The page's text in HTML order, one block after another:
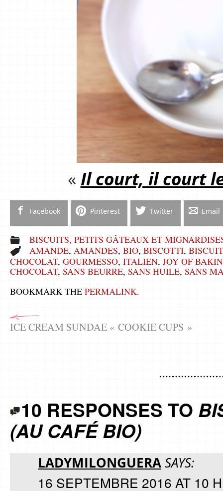
« Il court, il court
Facebook Pinterest Twitter Email
BISCUITS, PETITS GÂTEAUX ET
AMANDE, AMANDES, BIO, BISCOTTI,
CHOCOLAT, GOURMESSO, ITALIEN, JOY OF
CHOCOLAT, SANS BEURRE, SANS HUILE, SANS
BOOKMARK THE PERMALINK.
ICE CREAM SUNDAE « COOKIE CUPS »
10 RESPONSES TO
(AU CAFÉ BIO)
LADYMILONGUERASAYS:
16 SEPTEMBRE 2016 AT 10